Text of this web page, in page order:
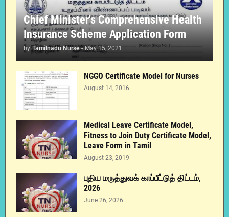
Chief Minister's Comprehensive Health
Insurance Scheme Application Form
by Tamilnadu Nurse - May 15, 2021
NGGO Certificate Model for Nurses
August 14, 2016
Medical Leave Certificate Model,
Fitness to Join Duty Certificate Model,
Leave Form in Tamil
August 23, 2019
புதிய மருத்துவக் காப்பீட்டுத் திட்டம்,
2026
June 26, 2026